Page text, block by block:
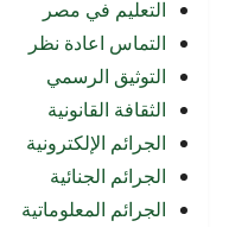
التعليم في مصر
التماس اعادة نظر
التوثيق الرسمي
الثقافة القانونية
الجرائم الإلكترونية
الجرائم الجنائية
الجرائم المعلوماتية